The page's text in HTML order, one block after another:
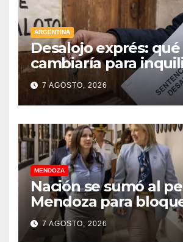
ARGENTINA
Desalojo exprés: qué
cambiaría para
dueños con el
tuvo media sanción
Cámara alta
7 AGOSTO, 2026
MENDOZA
Nación se sumó al
Mendoza para
celulares en las
provincia
7 AGOSTO, 2026